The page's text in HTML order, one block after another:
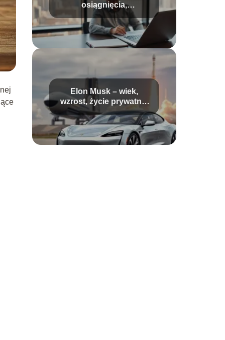
osiągnięcia,
kontrowersje i wpływ na
świat
Elon Musk – wiek,
wzrost, życie prywatne,
majątek, kontrowersje